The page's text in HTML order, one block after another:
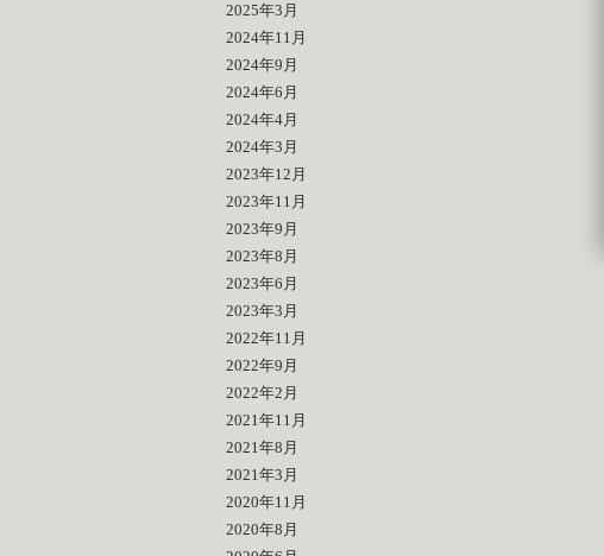
2025年3月
2024年11月
2024年9月
2024年6月
2024年4月
2024年3月
2023年12月
2023年11月
2023年9月
2023年8月
2023年6月
2023年3月
2022年11月
2022年9月
2022年2月
2021年11月
2021年8月
2021年3月
2020年11月
2020年8月